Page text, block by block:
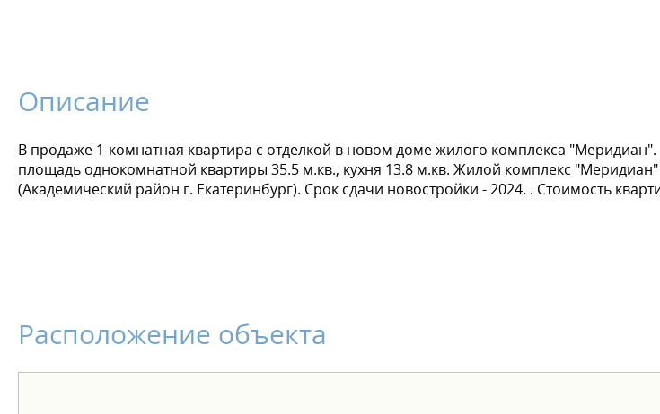
Описание
В продаже 1-комнатная квартира с отделкой в новом доме жилого комплекса
площадь однокомнатной квартиры 35.5 м.кв., кухня 13.8 м.кв. Жилой комплекс "Меридиан"
(Академический район г. Екатеринбург). Срок сдачи новостройки - 2024. . Стоимость
Расположение объекта